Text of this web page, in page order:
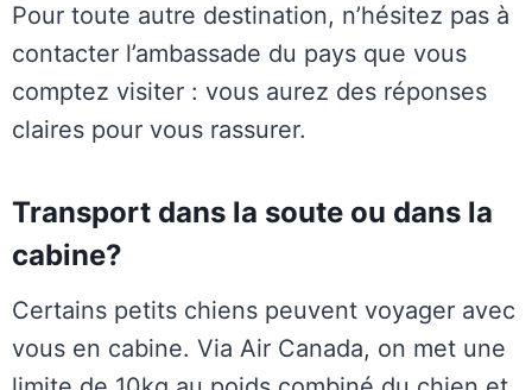
Pour toute autre destination, n’hésitez pas à
contacter l’ambassade du pays que vous
comptez visiter : vous aurez des réponses
claires pour vous rassurer.
Transport dans la soute ou dans la
cabine?
Certains petits chiens peuvent voyager avec
vous en cabine. Via Air Canada, on met une